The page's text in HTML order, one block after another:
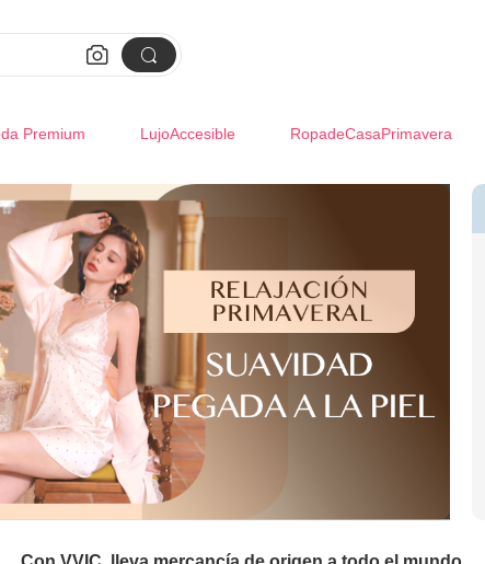
 
Premium LujoAccesible RopadeCasaPrimavera